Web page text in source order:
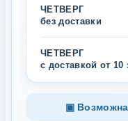
ЧЕТВЕРГ
без доставки
ЧЕТВЕРГ
с доставкой от 10
▣ Возможна